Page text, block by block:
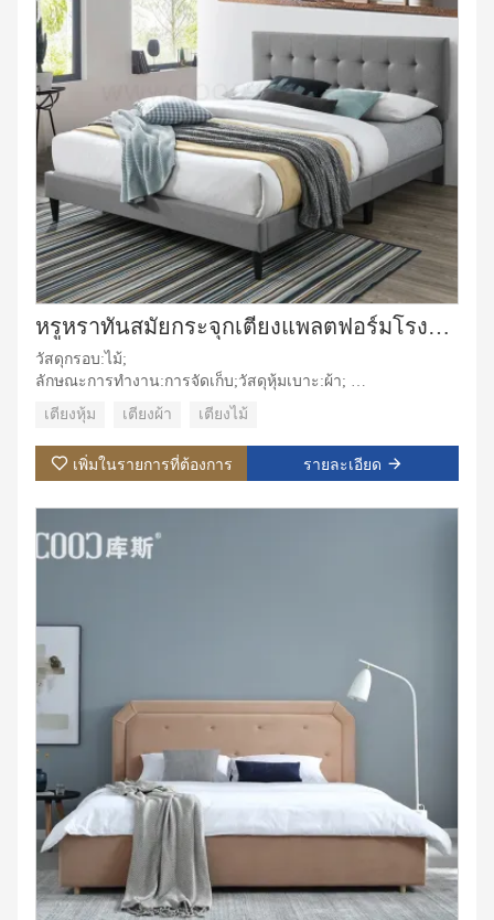
หรูหราทันสมัยกระจุกเตียงแพลตฟอร์มโรงแรมเตียงคู่ขนาดคิงไซส์เต็มโครงเตียงพร้อมหัวเตียง
วัสดุกรอบ:ไม้;
ลักษณะการทำงาน:การจัดเก็บ;วัสดุหุ้มเบาะ:ผ้า;
วัสดุปก:ผ้า,หนัง;
การใช้งานเฉพาะ: วิลล่า, อพาร์ทเมนต์, ห้องโรงแรม, ห้อง
มาสเตอร์
เตียงหุ้ม เตียงผ้า เตียงไม้
เพิ่มในรายการที่ต้องการ รายละเอียด